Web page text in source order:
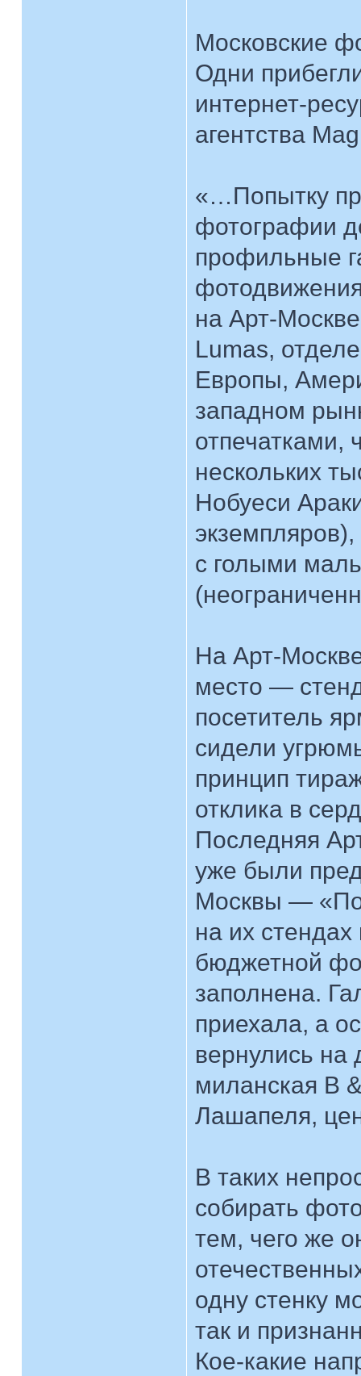
Московские
Одни
интернет-
агентства
«…Попытку
фотографии
профильные
на Арт-
Lumas,
Европы,
западном
отпечатками,
нескольких
Нобуеси
с голыми
На Арт-
место —
посетитель
сидели
принцип
отклика в
Последняя
уже были
Москвы —
на их
бюджетной
заполнена.
приехала, а
вернулись на
миланская B
Лашапеля,
В таких
собирать
тем, чего же
одну стенку
так и
Кое-какие